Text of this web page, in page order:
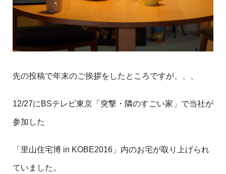
先の投稿で年末のご挨拶をしたところですが、、、
12/27にBSテレビ東京「突撃・隣のすごい家」で当社が
参加した
「里山住宅博 in KOBE2016」内のお宅が取り上げられ
ていました。